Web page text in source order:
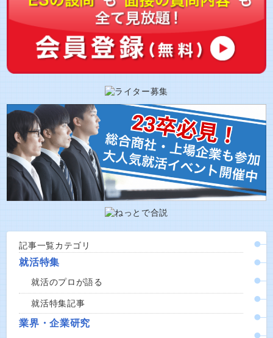
記事一覧カテゴリ
就活特集
就活のプロが語る
就活特集記事
業界・企業研究